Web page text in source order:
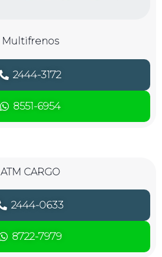
Multifrenos
2444-3172
8551-6954
ATM CARGO
2444-0633
8722-7979